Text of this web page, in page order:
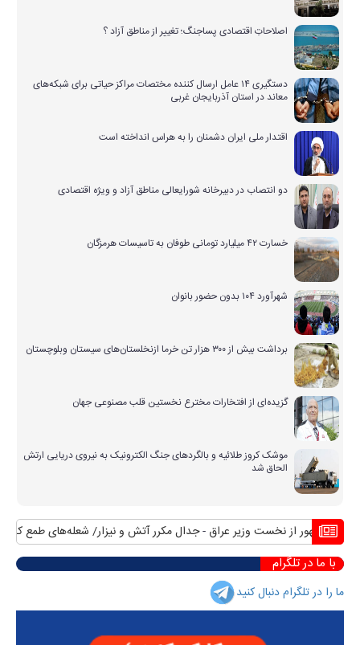
اصلاحاتِ اقتصادی پساجنگ؛ تغییر از مناطق آزاد ؟
دستگیری ۱۴ عامل ارسال کننده مختصات مراکز حیاتی برای شبکه‌های
معاند در استان آذربایجان غربی
اقتدار ملی ایران دشمنان را به هراس انداخته است
دو انتصاب در دبیرخانه شورایعالی مناطق آزاد و ویژه اقتصادی
خسارت ۴۲ میلیارد تومانی طوفان به تاسیسات هرمزگان
شهرآورد ۱۰۴ بدون حضور بانوان
برداشت بیش از ۳۰۰ هزار تن خرما ازنخلستان‌های سیستان وبلوچستان
گزیده‌ای از افتخارات مخترع نخستین قلب مصنوعی جهان
موشک کروز طلائیه و بالگردهای جنگ الکترونیک به نیروی دریایی ارتش
الحاق شد
جمهور از نخست وزیر عراق جدال مکرر آتش و نیزار/ شعله‌های طمع که
با ما در تلگرام
ما را در تلگرام دنبال کنید